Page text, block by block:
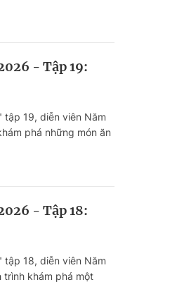
- Tập 19:
tập 19, diễn viên Năm
phá những món ăn
- Tập 18:
tập 18, diễn viên Năm
trình khám phá một